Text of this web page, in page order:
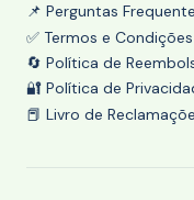
📌 Perguntas
✅ Termos e Condições
🔄 Política de
🔐 Política de
📕 Livro de